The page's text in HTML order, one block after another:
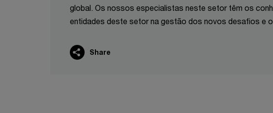
global. Os nossos especialistas neste setor têm os
entidades deste setor na gestão dos novos desafios e
Share